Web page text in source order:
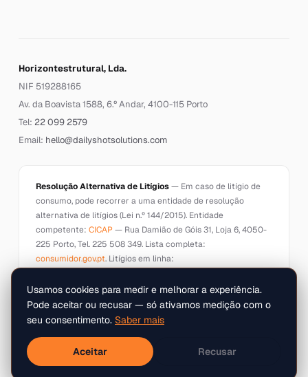
Horizontestrutural, Lda.
NIF 519288165
Av. da Boavista 1588, 6.º Andar, 4100-115 Porto
Tel: 22 099 2579
Email: hello@dailyshotsolutions.com
Resolução Alternativa de Litígios— Em caso de litígio de
consumo, pode recorrer a uma entidade de resolução
alternativa de litígios (Lei n.º 144/2015). Entidade
competente: CICAP— Rua Damião de Góis 31, Loja 6, 4050-
225 Porto, Tel. 225 508 349. Lista completa:
consumidor.gov.pt. Litígios em linha:
© 2026 Daily Shot Solutions ·Horizontestrutural, Lda.
519288165
Todos os direitos reservados.
Usamos cookies para medir e melhorar a experiência.
Pode aceitar ou recusar — só ativamos medição com o
seu consentimento. Saber mais
Aceitar Recusar